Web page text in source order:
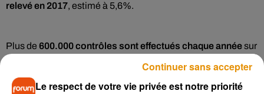
relevé en 2017, estimé à 5,6%.
Plus de 600.000 contrôles sont effectués chaque annéesur
contrôle s’appuie sur des méthodes préventives (annonce
des contrôles à l’avance dans les tramways, transformation
Le respect de votre vie privée est notre priorité
Continuer sans accepter